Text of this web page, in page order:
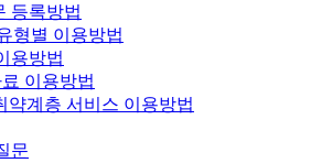
등록방법
형별 이용방법
용방법
이용방법
약계층 서비스 이용방법
문